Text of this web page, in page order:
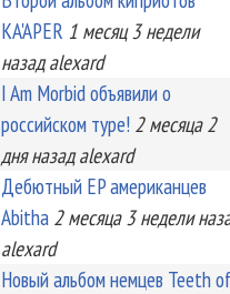
KA'APER 1 месяц 3 недели
назад alexard
I Am Morbid объявили о
российском туре! 2 месяца 2
дняназад alexard
Дебютный EP американцев
Abitha 2 месяца 3 недели
alexard
Новый альбом немцев Teeth